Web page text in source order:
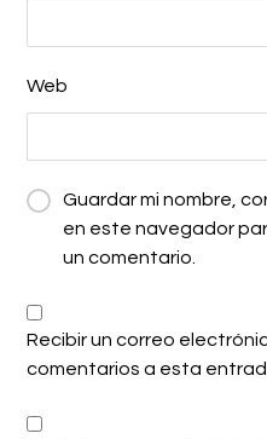
Web
Guardar mi nombre,
en este navegador
un comentario.
Recibir un correo
comentarios a esta